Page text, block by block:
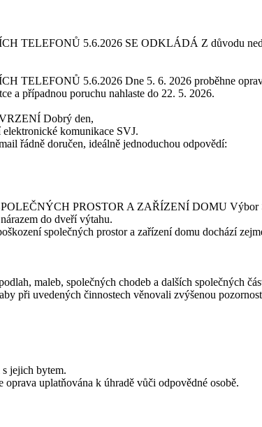
TELEFONŮ 5.6.2026 SE ODKLÁDÁ Z důvodu
TELEFONŮ 5.6.2026 Dne 5. 6. 2026 proběhne
a případnou poruchu nahlaste do 22. 5. 2026.
Dobrý den,
komunikace SVJ.
řádně doručen, ideálně jednoduchou odpovědí:
PROSTOR A ZAŘÍZENÍ DOMU Výbor
do dveří výtahu.
společných prostor a zařízení domu dochází
maleb, společných chodeb a dalších společných
při uvedených činnostech věnovali zvýšenou
jejich bytem.
uplatňována k úhradě vůči odpovědné osobě.